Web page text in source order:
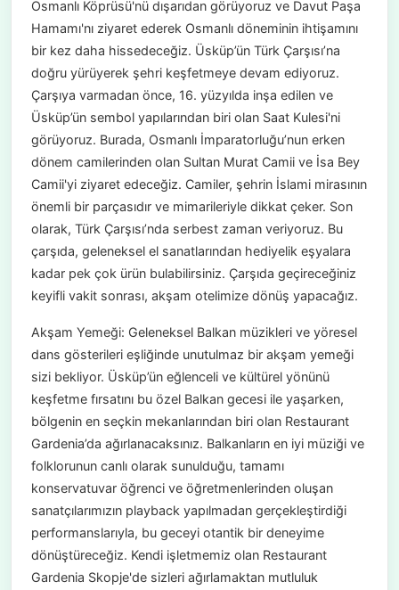
Osmanlı Köprüsü'nü dışarıdan görüyoruz ve Davut Paşa
Hamamı'nı ziyaret ederek Osmanlı döneminin ihtişamını
bir kez daha hissedeceğiz. Üsküp’ün Türk Çarşısı’na
doğru yürüyerek şehri keşfetmeye devam ediyoruz.
Çarşıya varmadan önce, 16. yüzyılda inşa edilen ve
Üsküp’ün sembol yapılarından biri olan Saat Kulesi'ni
görüyoruz. Burada, Osmanlı İmparatorluğu’nun erken
dönem camilerinden olan Sultan Murat Camii ve İsa Bey
Camii'yi ziyaret edeceğiz. Camiler, şehrin İslami mirasının
önemli bir parçasıdır ve mimarileriyle dikkat çeker. Son
olarak, Türk Çarşısı’nda serbest zaman veriyoruz. Bu
çarşıda, geleneksel el sanatlarından hediyelik eşyalara
kadar pek çok ürün bulabilirsiniz. Çarşıda geçireceğiniz
keyifli vakit sonrası, akşam otelimize dönüş yapacağız.
Akşam Yemeği: Geleneksel Balkan müzikleri ve yöresel
dans gösterileri eşliğinde unutulmaz bir akşam yemeği
sizi bekliyor. Üsküp’ün eğlenceli ve kültürel yönünü
keşfetme fırsatını bu özel Balkan gecesi ile yaşarken,
bölgenin en seçkin mekanlarından biri olan Restaurant
Gardenia’da ağırlanacaksınız. Balkanların en iyi müziği ve
folklorunun canlı olarak sunulduğu, tamamı
konservatuvar öğrenci ve öğretmenlerinden oluşan
sanatçılarımızın playback yapılmadan gerçekleştirdiği
performanslarıyla, bu geceyi otantik bir deneyime
dönüştüreceğiz. Kendi işletmemiz olan Restaurant
Gardenia Skopje'de sizleri ağırlamaktan mutluluk